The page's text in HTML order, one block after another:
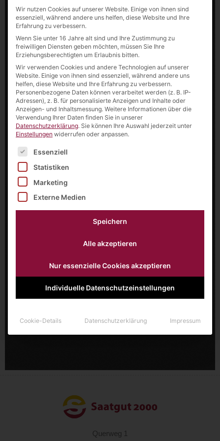
Querweg 1
Wir nutzen Cookies auf unserer Website. Einige von ihnen sind
essenziell, während andere uns helfen, diese Website und Ihre
Erfahrung zu verbessern.
Wenn Sie unter 16 Jahre alt sind und Ihre Zustimmung zu
freiwilligen Diensten geben möchten, müssen Sie Ihre
Erziehungsberechtigten um Erlaubnis bitten.
Wir verwenden Cookies und andere Technologien auf unserer
Website. Einige von ihnen sind essenziell, während andere uns
helfen, diese Website und Ihre Erfahrung zu verbessern.
Personenbezogene Daten können verarbeitet werden (z. B. IP-
Adressen), z. B. für personalisierte Anzeigen und Inhalte oder
Anzeigen- und Inhaltsmessung. Weitere Informationen über die
Verwendung Ihrer Daten finden Sie in unserer
Datenschutzerklärung. Sie können Ihre Auswahl jederzeit unter
Einstellungen widerrufen oder anpassen.
Es folgt eine Liste der Service-Gruppen, für die eine
Essenziell
Statistiken
Marketing
Externe Medien
Speichern
Alle akzeptieren
Nur essenzielle Cookies akzeptieren
Individuelle Datenschutzeinstellungen
Cookie-Details Datenschutzerklärung Impressum